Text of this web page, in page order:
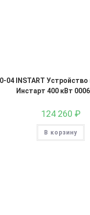
04 INSTART
Инстарт 400 кВт
124 260 ₽
В корзину